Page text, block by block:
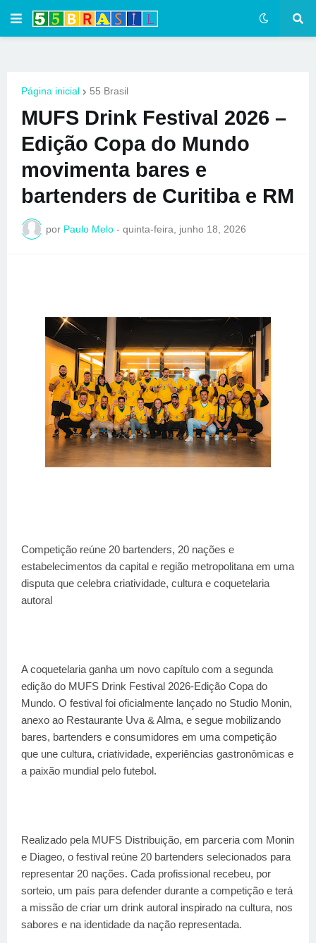
Página inicial 55 Brasil
MUFS Drink Festival 2026 –
Edição Copa do Mundo
movimenta bares e
bartenders de Curitiba e RM
por Paulo Melo - quinta-feira, junho 18, 2026
Competição reúne 20 bartenders, 20 nações e
estabelecimentos da capital e região metropolitana em uma
disputa que celebra criatividade, cultura e coquetelaria
autoral
A coquetelaria ganha um novo capítulo com a segunda
edição do MUFS Drink Festival 2026-Edição Copa do
Mundo. O festival foi oficialmente lançado no Studio Monin,
anexo ao Restaurante Uva & Alma, e segue mobilizando
bares, bartenders e consumidores em uma competição
que une cultura, criatividade, experiências gastronômicas e
a paixão mundial pelo futebol.
Realizado pela MUFS Distribuição, em parceria com Monin
e Diageo, o festival reúne 20 bartenders selecionados para
representar 20 nações. Cada profissional recebeu, por
sorteio, um país para defender durante a competição e terá
a missão de criar um drink autoral inspirado na cultura, nos
sabores e na identidade da nação representada.